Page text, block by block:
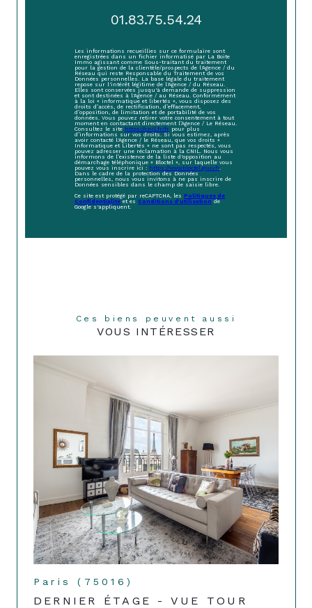
01.83.75.54.24
Les informations recueillies sur ce formulaire sont
enregistrées dans un fichier informatisé par La Boite
Immo agissant comme Sous-traitant du traitement
pour la gestion de la clientèle/prospects de l'Agence / du
Réseau qui reste Responsable du Traitement de vos
Données personnelles. La base légale du traitement
repose sur l'intérêt légitime de l'Agence / du Réseau.
Elles sont conservées jusqu'à demande de suppression
et sont destinées à l'Agence / au Réseau. Conformément
à la loi « informatique et libertés », vous disposez des
droits d’accès, de rectification, d’effacement,
d’opposition, de limitation et de portabilité de vos
données. Vous pouvez retirer votre consentement à tout
moment en contactant directement l’Agence / Le Réseau.
Consultez le site https://cnil.fr/fr pour plus
d’informations sur vos droits. Si vous estimez, après
avoir contacté l'Agence / le Réseau, que vos droits «
Informatique et Libertés » ne sont pas respectés, vous
pouvez adresser une réclamation à la CNIL. Nous vous
informons de l’existence de la liste d'opposition au
démarchage téléphonique « Bloctel », sur laquelle vous
pouvez vous inscrire ici : https://www.bloctel.gouv.fr.
Dans le cadre de la protection des Données
personnelles, nous vous invitons à ne pas inscrire de
Données sensibles dans le champ de saisie libre.
Ce site est protégé par reCAPTCHA, lesPolitiques de
Confidentialité et esConditions d'utilisation de
Google s'appliquent.
Ces biens peuvent aussi
VOUS INTÉRESSER
Paris (75016)
DERNIER ÉTAGE - VUE TOUR